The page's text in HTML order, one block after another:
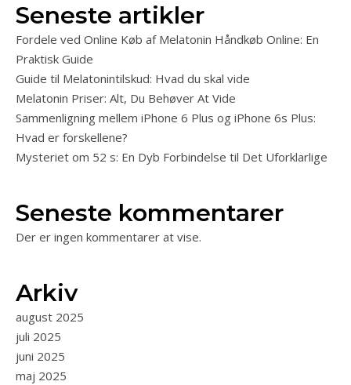
Seneste artikler
Fordele ved Online Køb af Melatonin Håndkøb Online: En
Praktisk Guide
Guide til Melatonintilskud: Hvad du skal vide
Melatonin Priser: Alt, Du Behøver At Vide
Sammenligning mellem iPhone 6 Plus og iPhone 6s Plus:
Hvad er forskellene?
Mysteriet om 52 s: En Dyb Forbindelse til Det Uforklarlige
Seneste kommentarer
Der er ingen kommentarer at vise.
Arkiv
august 2025
juli 2025
juni 2025
maj 2025